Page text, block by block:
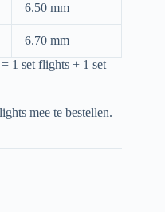
6.50 mm
6.70 mm
1 set flights + 1 set
mee te bestellen.